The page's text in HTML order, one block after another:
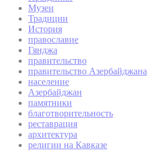
Музеи
Традиции
История
православие
Гянджа
правительство
правительство Азербайджана
население
Азербайджан
памятники
благотворительность
реставрация
архитектура
религии на Кавказе